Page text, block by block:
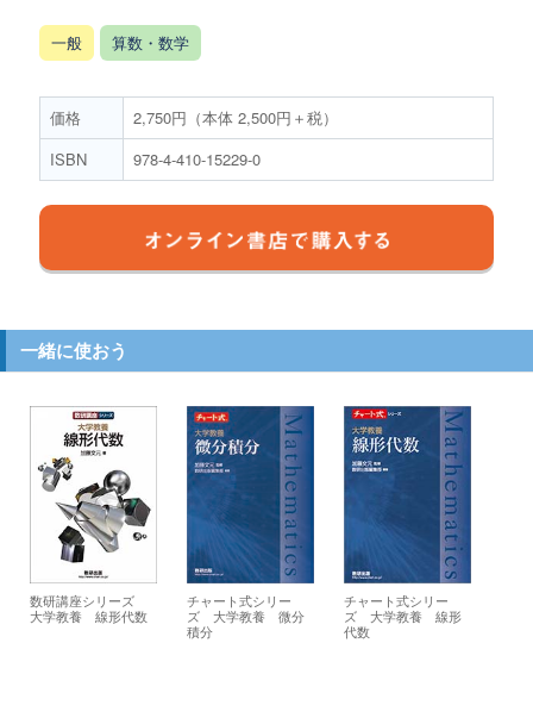
一般 算数・数学
価格
2,750円（本体 2,500円＋税）
ISBN
978-4-410-15229-0
一緒に使おう
数研講座シリーズ
大学教養 線形代数
チャート式シリー
ズ 大学教養 微分
積分
チャート式シリー
ズ 大学教養 線形
代数